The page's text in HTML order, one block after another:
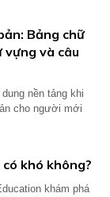
Bảng chữ
vựng và câu
nền tảng khi
cho người mới
khó không?
khám phá